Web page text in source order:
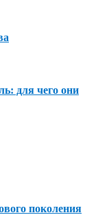
для чего они
поколения